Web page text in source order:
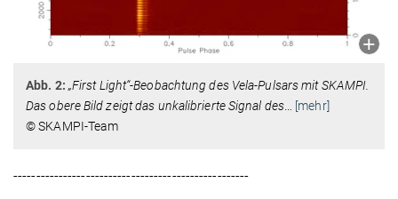
Abb. 2: „First Light“-Beobachtung des Vela-Pulsars mit SKAMPI.
Das obere Bild zeigt das unkalibrierte Signal des…
[mehr]
© SKAMPI-Team
----------------------------------------------------